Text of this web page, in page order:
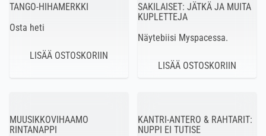
TANGO-HIHAMERKKI
Osta heti
SAKILAISET: JÄTKÄ JA MUITA
KUPLETTEJA
Näytebiisi Myspacessa.
MUUSIKKOVIHAAMO
RINTANAPPI
KANTRI-ANTERO & RAHTARIT:
NUPPI EI TUTISE